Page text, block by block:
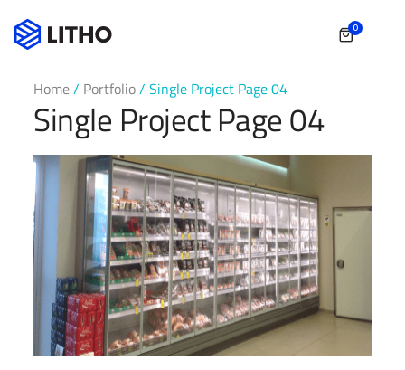
0
Home/ Portfolio/ Single Project Page 04
Single Project Page 04